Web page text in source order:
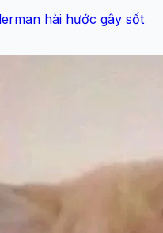
hài hước gây sốt